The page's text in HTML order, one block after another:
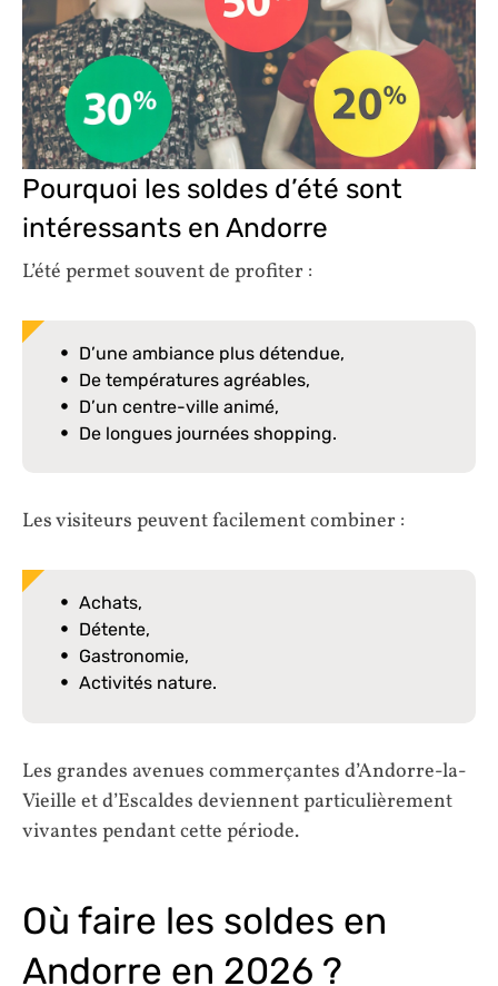
Pourquoi les soldes d’été sont
intéressants en Andorre
L’été permet souvent de profiter :
D’une ambiance plus détendue,
De températures agréables,
D’un centre-ville animé,
De longues journées shopping.
Les visiteurs peuvent facilement combiner :
Achats,
Détente,
Gastronomie,
Activités nature.
Les grandes avenues commerçantes d’Andorre-la-
Vieille et d’Escaldes deviennent particulièrement
vivantes pendant cette période.
Où faire les soldes en
Andorre en 2026 ?